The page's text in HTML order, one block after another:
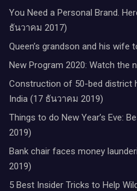
You Need a Personal Brand.
ธันวาคม 2017)
Queen’s grandson and his
New Program 2020: Watch the
Construction of 50-bed district
India (17 ธันวาคม 2019)
Things to do New Year’s Eve:
2019)
Bank chair faces money
2019)
5 Best Insider Tricks to Help